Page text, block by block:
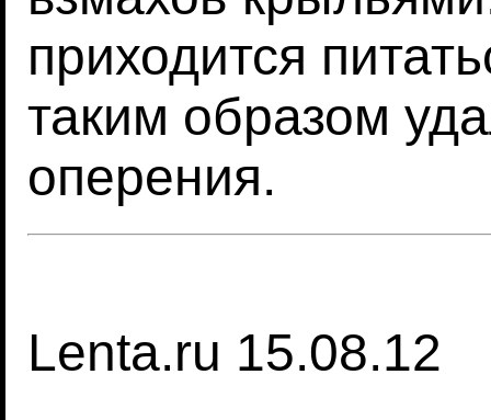
приходится
таким образом
оперения.
Lenta.ru 15.08.12